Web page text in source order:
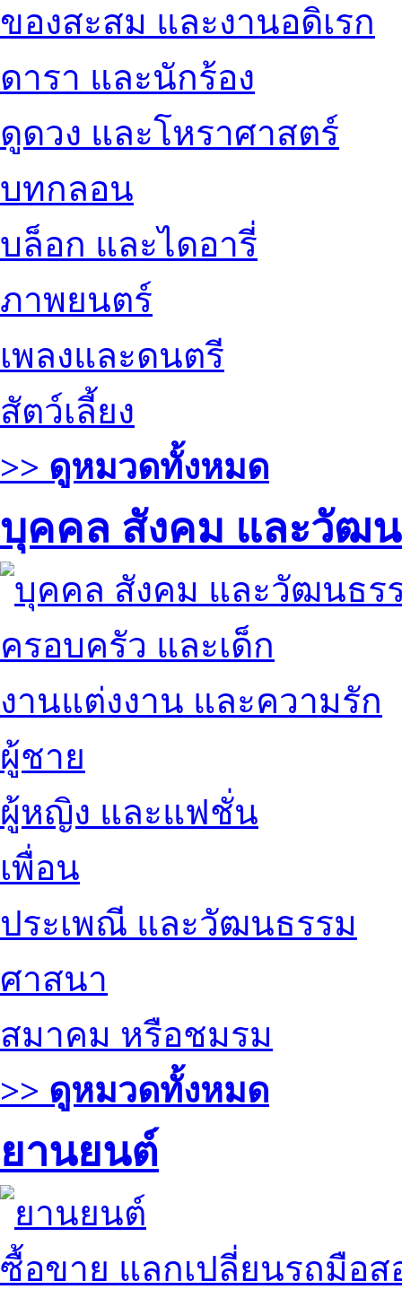
ของสะสม และงานอดิเรก
ดารา และนักร้อง
ดูดวง และโหราศาสตร์
บทกลอน
บล็อก และไดอารี่
ภาพยนตร์
เพลงและดนตรี
สัตว์เลี้ยง
>> ดูหมวดทั้งหมด
บุคคล สังคม และวัฒ
ครอบครัว และเด็ก
งานแต่งงาน และความรัก
ผู้ชาย
ผู้หญิง และแฟชั่น
เพื่อน
ประเพณี และวัฒนธรรม
ศาสนา
สมาคม หรือชมรม
>> ดูหมวดทั้งหมด
ยานยนต์
ซื้อขาย แลกเปลี่ยนรถมือส